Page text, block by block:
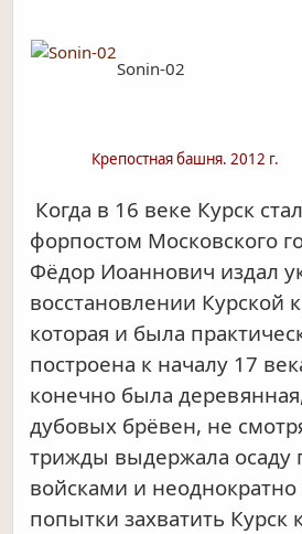
Sonin-02
Крепостная башня. 2012 г.
Когда в 16 веке Курск
форпостом Московского
Фёдор Иоаннович издал
восстановлении Курской
которая и была
построена к началу 17
конечно была
дубовых брёвен, не
трижды выдержала осаду
войсками и неоднократно
попытки захватить